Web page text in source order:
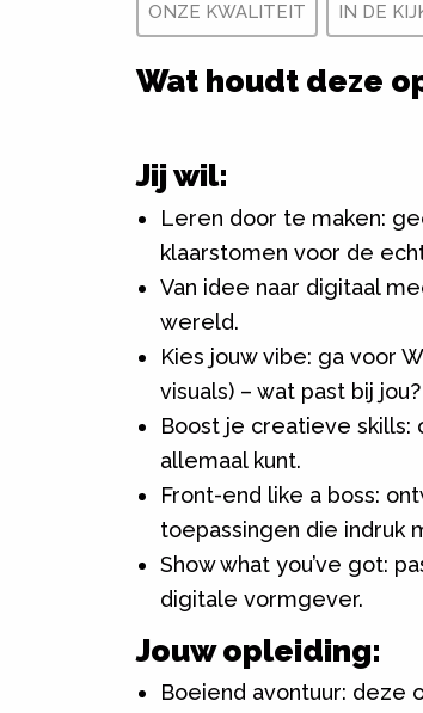
ONZE KWALITEIT IN DE
Wat houdt deze
Jij wil:
Leren door te maken:
klaarstomen voor de
Van idee naar digitaal
wereld.
Kies jouw vibe: ga voor
visuals) – wat past bij jou?
Boost je creatieve skills:
allemaal kunt.
Front-end like a boss:
toepassingen die indruk
Show what you’ve got:
digitale vormgever.
Jouw opleiding:
Boeiend avontuur: deze